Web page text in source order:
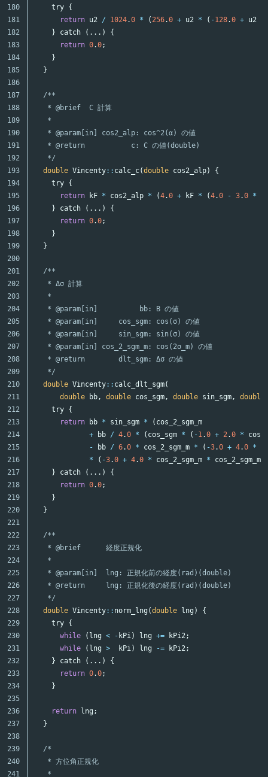
180
181
182
183
184
185
186
187
188
189
190
191
192
193
194
195
196
197
198
199
200
201
202
203
204
205
206
207
208
209
210
211
212
213
214
215
216
217
218
219
220
221
222
223
224
225
226
227
228
229
230
231
232
233
234
235
236
237
238
239
240
241
try {
return u2 / 1024.0 * ( 256.0 + u2 * ( -128.0 + u2
}
catch (...)
{
return 0.0;
}
}
/**
   * @brief  C 計算
   *
   * @param[in] cos2_alp: cos^2(α) の値
   * @return           c: C の値(double)
   */
double Vincenty:: calc_c(double cos2_alp)
{
try {
return
kF * cos2_alp * (4.0 + kF * (4.0 - 3.0 *
}
catch (...)
{
return 0.0;
}
}
/**
   * Δσ 計算
   *
   * @param[in]          bb: B の値
   * @param[in]     cos_sgm: cos(σ) の値
   * @param[in]     sin_sgm: sin(σ) の値
   * @param[in] cos_2_sgm_m: cos(2σ_m) の値
   * @return        dlt_sgm: Δσ の値
   */
double Vincenty:: calc_dlt_sgm(
double
bb, double cos_sgm, double sin_sgm,
double
try {
return
bb * sin_sgm * ( cos_2_sgm_m
+
bb / 4.0 * ( cos_sgm * ( -1.0 + 2.0 *
-
bb / 6.0 * cos_2_sgm_m * ( -3.0 + 4.0 *
*
( -3.0 + 4.0 * cos_2_sgm_m * cos_2_sgm_m
}
catch (...)
{
return 0.0;
}
}
/**
   * @brief      経度正規化
   *
   * @param[in]  lng: 正規化前の経度(rad)(double)
   * @return     lng: 正規化後の経度(rad)(double)
   */
double Vincenty:: norm_lng (double lng )
{
try {
while
( lng < - kPi) lng += kPi2;
while
( lng > kPi) lng -= kPi2;
}
catch (...)
{
return 0.0;
}
return lng ;
}
/*
   * 方位角正規化
   *